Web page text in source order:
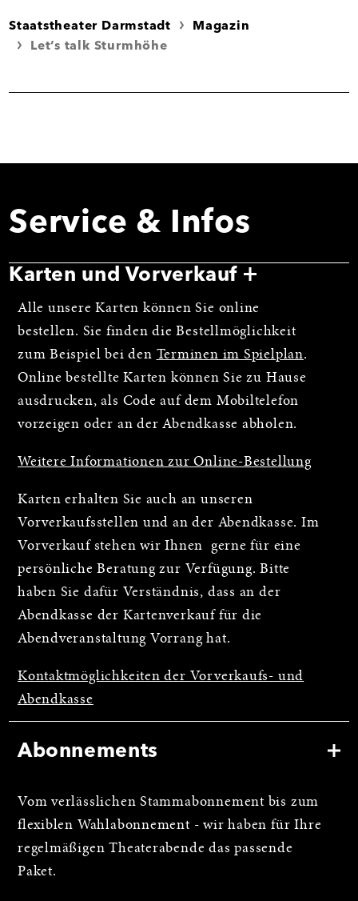
Staatstheater Darmstadt
Magazin
Let’s talk Sturmhöhe
Service & Infos
Karten und Vorverkauf
Alle unsere Karten können Sie online
bestellen. Sie finden die Bestellmöglichkeit
zum Beispiel bei den Terminen im Spielplan.
Online bestellte Karten können Sie zu Hause
ausdrucken, als Code auf dem Mobiltelefon
vorzeigen oder an der Abendkasse abholen.
Weitere Informationen zur Online-Bestellung
Karten erhalten Sie auch an unseren
Vorverkaufsstellen und an der Abendkasse. Im
Vorverkauf stehen wir Ihnen gerne für eine
persönliche Beratung zur Verfügung. Bitte
haben Sie dafür Verständnis, dass an der
Abendkasse der Kartenverkauf für die
Abendveranstaltung Vorrang hat.
Kontaktmöglichkeiten der Vorverkaufs- und
Abendkasse
Abonnements
Vom verlässlichen Stammabonnement bis zum
flexiblen Wahlabonnement - wir haben für Ihre
regelmäßigen Theaterabende das passende
Paket.